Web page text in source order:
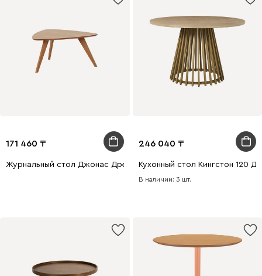
171 460
Журнальный стол Джонас Древесный
246 040
Кухонный стол Кингстон 120
В наличии: 3 шт.